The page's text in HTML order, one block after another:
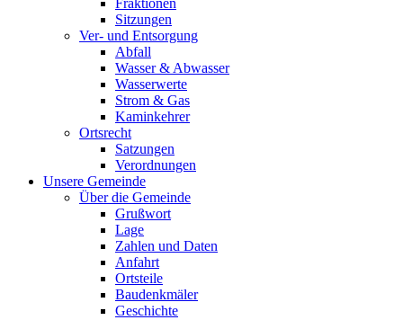
Fraktionen
Sitzungen
Ver- und Entsorgung
Abfall
Wasser & Abwasser
Wasserwerte
Strom & Gas
Kaminkehrer
Ortsrecht
Satzungen
Verordnungen
Unsere Gemeinde
Über die Gemeinde
Grußwort
Lage
Zahlen und Daten
Anfahrt
Ortsteile
Baudenkmäler
Geschichte